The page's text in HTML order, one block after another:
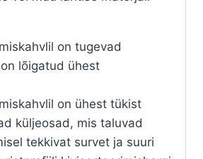
on tugevad
lõigatud ühest
on ühest tükist
küljeosad, mis taluvad
tekkivat survet ja suuri